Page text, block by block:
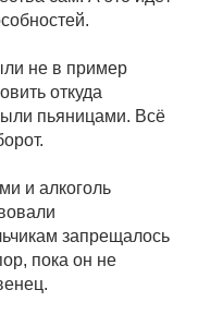
не в пример
откуда
пьяницами. Всё
и алкоголь
запрещалось
пока он не